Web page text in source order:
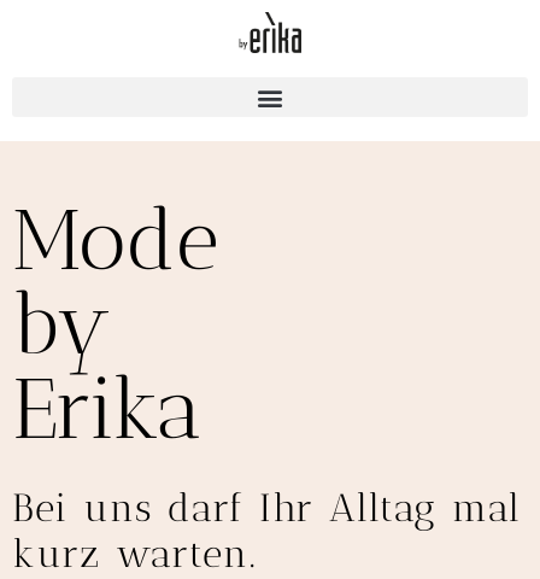
Mode
by
Erika
Bei uns darf Ihr Alltag mal
kurz warten.